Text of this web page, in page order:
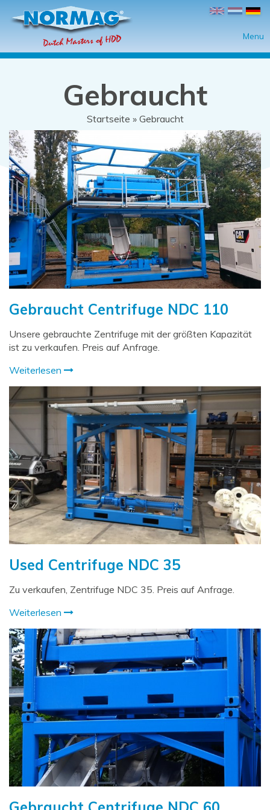
Direkt zum Inhalt
Menu
Gebraucht
Sie sind hier
Startseite » Gebraucht
Gebraucht Centrifuge NDC 110
Unsere gebrauchte Zentrifuge mit der größten Kapazität
ist zu verkaufen. Preis auf Anfrage.
Weiterlesen
Used Centrifuge NDC 35
Zu verkaufen, Zentrifuge NDC 35. Preis auf Anfrage.
Weiterlesen